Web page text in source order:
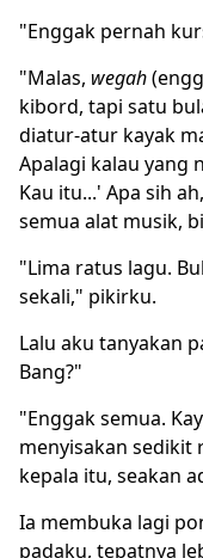
"Enggak pernah
"Malas, wegah
kibord, tapi satu
diatur-atur kayak
Apalagi kalau yang
Kau itu...' Apa sih
semua alat musik,
"Lima ratus lagu.
sekali," pikirku.
Lalu aku tanyakan
Bang?"
"Enggak semua.
menyisakan sedikit
kepala itu, seakan
Ia membuka lagi
padaku, tepatnya